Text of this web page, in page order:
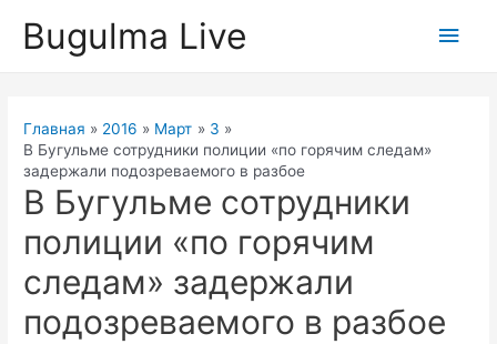
Bugulma Live
Главная 2016 Март
3
В Бугульме сотрудники полиции «по горячим следам»
задержали подозреваемого в разбое
В Бугульме сотрудники
полиции «по горячим
следам» задержали
подозреваемого в разбое